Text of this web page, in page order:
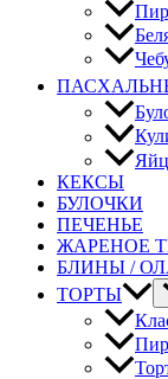
КЕКСЫ
БУЛОЧКИ
ПЕЧЕНЬЕ
ЖАРЕНОЕ
БЛИНЫ /
ТОРТЫ